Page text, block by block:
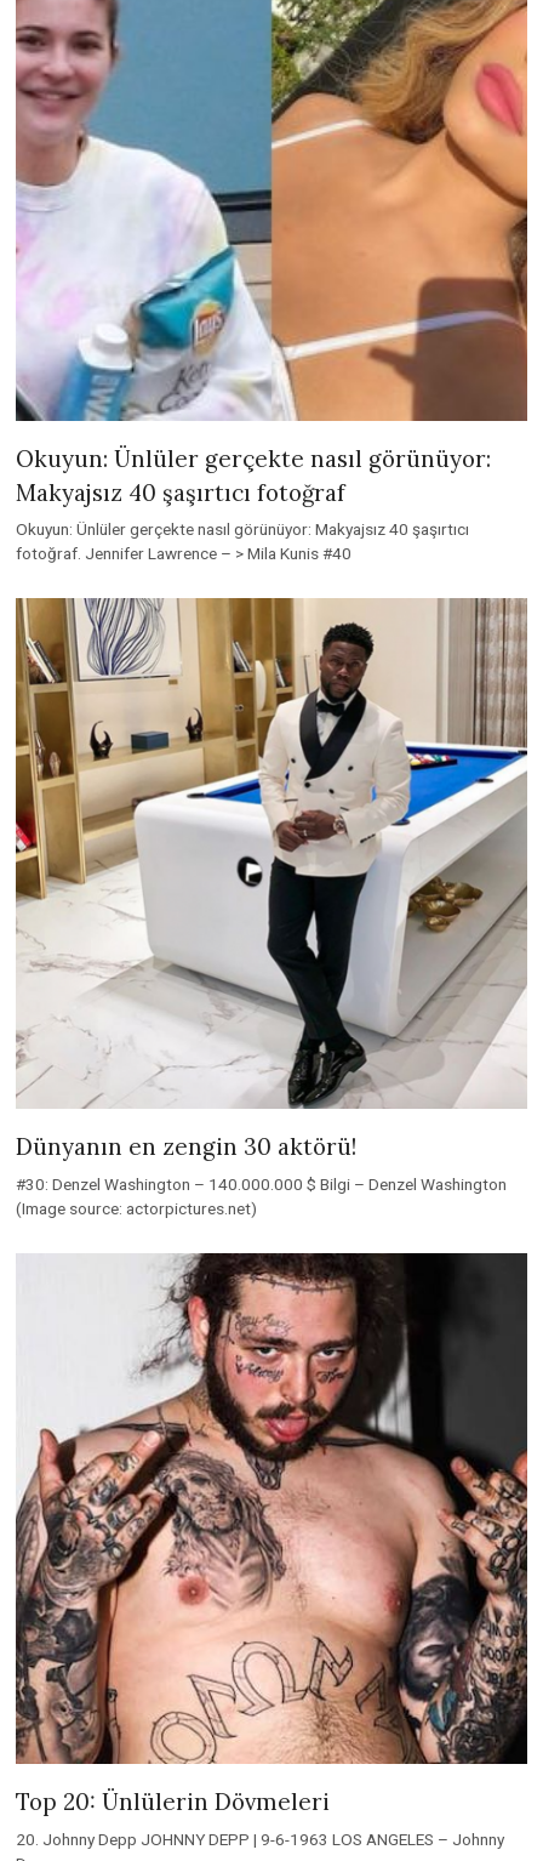
Okuyun: Ünlüler gerçekte nasıl görünüyor:
Makyajsız 40 şaşırtıcı fotoğraf
Okuyun: Ünlüler gerçekte nasıl görünüyor: Makyajsız 40 şaşırtıcı
fotoğraf. Jennifer Lawrence – > Mila Kunis #40
Dünyanın en zengin 30 aktörü!
#30: Denzel Washington – 140.000.000 $ Bilgi – Denzel Washington
(Image source: actorpictures.net)
Top 20: Ünlülerin Dövmeleri
20. Johnny Depp JOHNNY DEPP | 9-6-1963 LOS ANGELES – Johnny